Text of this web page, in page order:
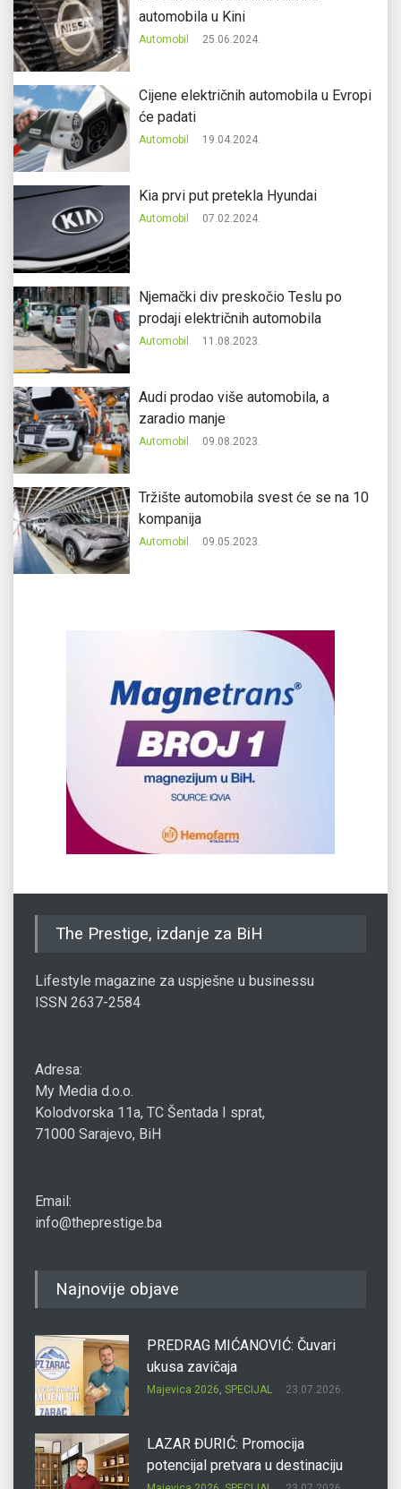
automobila u Kini
Automobil 25.06.2024.
Cijene električnih automobila u Evropi
će padati
Automobil 19.04.2024.
Kia prvi put pretekla Hyundai
Automobil 07.02.2024.
Njemački div preskočio Teslu po
prodaji električnih automobila
Automobil 11.08.2023.
Audi prodao više automobila, a
zaradio manje
Automobil 09.08.2023.
Tržište automobila svest će se na 10
kompanija
Automobil 09.05.2023.
The Prestige, izdanje za BiH
Lifestyle magazine za uspješne u businessu
ISSN 2637-2584
Adresa:
My Media d.o.o.
Kolodvorska 11a, TC Šentada I sprat,
71000 Sarajevo, BiH
Email:
info@theprestige.ba
Najnovije objave
PREDRAG MIĆANOVIĆ: Čuvari
ukusa zavičaja
Majevica 2026, SPECIJAL 23.07.2026.
LAZAR ĐURIĆ: Promocija
potencijal pretvara u destinaciju